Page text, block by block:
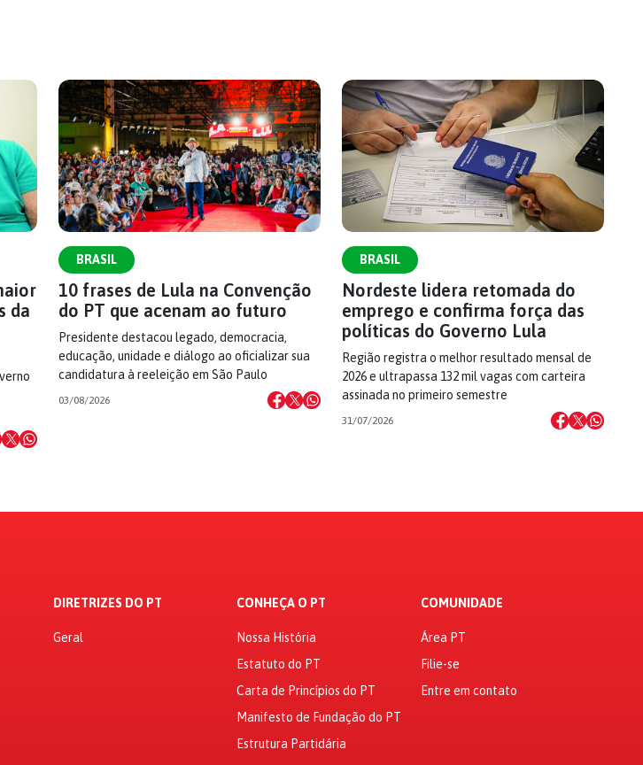
da
BRASIL
10 frases de Lula na Convenção
do PT que acenam ao futuro
Presidente destacou legado, democracia,
educação, unidade e diálogo ao oficializar sua
candidatura à reeleição em São Paulo
03/08/2026
BRASIL
Nordeste lidera retomada do
emprego e confirma força das
políticas do Governo Lula
Região registra o melhor resultado mensal de
2026 e ultrapassa 132 mil vagas com carteira
assinada no primeiro semestre
31/07/2026
DIRETRIZES DO PT
Geral
CONHEÇA O PT
Nossa História
Estatuto do PT
Carta de Princípios do PT
Manifesto de Fundação do PT
Estrutura Partidária
COMUNIDADE
Área PT
Filie-se
Entre em contato